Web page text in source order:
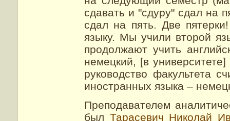
сдавать и "сдуру" сдал на
сдал на пять. Две
языку. Мы учили второй
продолжают учить
немецкий, [в
руководство факультета
иностранных языка –
Преподавателем
был Тарасевич Николай